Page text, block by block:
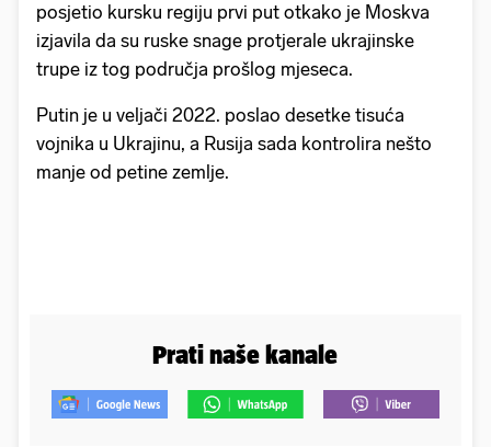
posjetio kursku regiju prvi put otkako je Moskva
izjavila da su ruske snage protjerale ukrajinske
trupe iz tog područja prošlog mjeseca.
Putin je u veljači 2022. poslao desetke tisuća
vojnika u Ukrajinu, a Rusija sada kontrolira nešto
manje od petine zemlje.
Prati naše kanale